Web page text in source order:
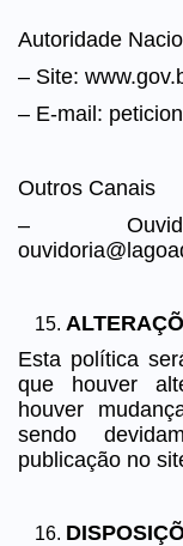
Autoridade
– Site:
– E-mail:
Outros Canais
–
Esta política
que houver
houver
sendo
publicação no